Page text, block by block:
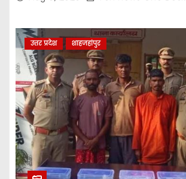
उत्तर प्रदेश शाहजहांपुर